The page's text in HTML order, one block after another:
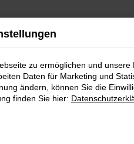
zu ermöglichen und unsere
Daten für Marketing und
ändern, können Sie die
finden Sie hier: